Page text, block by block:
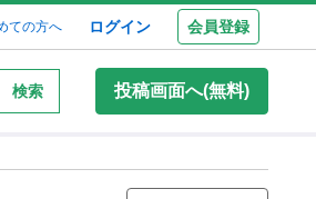
ての方へ ログイン 会員登録
検索 投稿画面へ(無料)